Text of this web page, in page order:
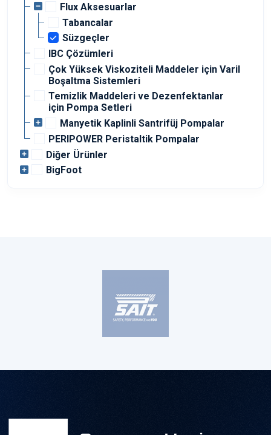
Flux Aksesuarlar
Tabancalar
Süzgeçler
IBC Çözümleri
Çok Yüksek Viskoziteli Maddeler için Varil
Boşaltma Sistemleri
Temizlik Maddeleri ve Dezenfektanlar
için Pompa Setleri
Manyetik Kaplinli Santrifüj Pompalar
PERIPOWER Peristaltik Pompalar
Diğer Ürünler
BigFoot